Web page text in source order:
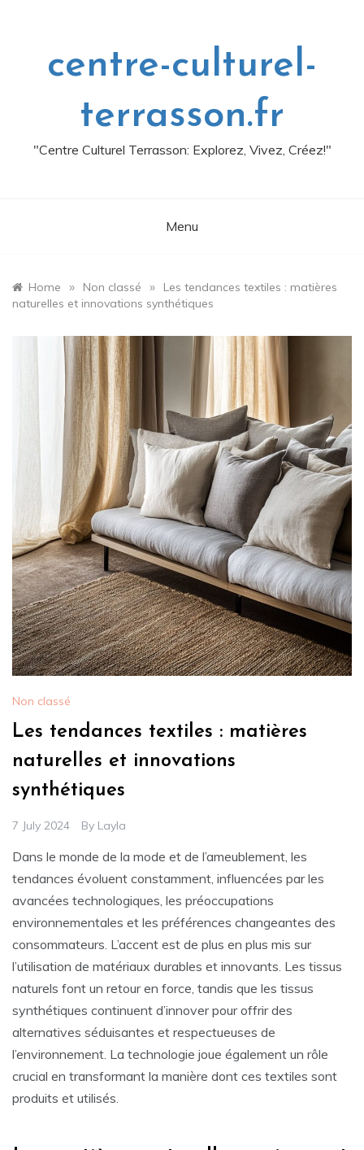
centre-culturel-
terrasson.fr
"Centre Culturel Terrasson: Explorez, Vivez, Créez!"
Menu
Home » Non classé »
Les tendances textiles : matières
naturelles et innovations synthétiques
Non classé
Les tendances textiles : matières
naturelles et innovations
synthétiques
7 July 2024 By Layla
Dans le monde de la mode et de l’ameublement, les
tendances évoluent constamment, influencées par les
avancées technologiques, les préoccupations
environnementales et les préférences changeantes des
consommateurs. L’accent est de plus en plus mis sur
l’utilisation de matériaux durables et innovants. Les tissus
naturels font un retour en force, tandis que les tissus
synthétiques continuent d’innover pour offrir des
alternatives séduisantes et respectueuses de
l’environnement. La technologie joue également un rôle
crucial en transformant la manière dont ces textiles sont
produits et utilisés.